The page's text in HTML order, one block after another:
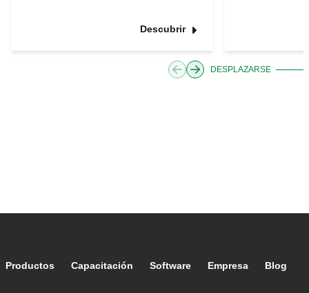
Descubrir
DESPLAZARSE
Footer main navigation
Productos Capacitación Software Empresa Blog